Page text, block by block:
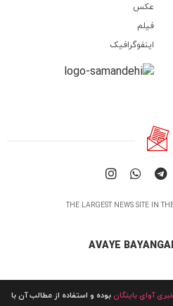
عکس
فیلم
اینفوگرافیک
THE LARGEST NEWS SITE IN
AVAYE
آوای باینگانبوده و استفاده از مطالب آن با